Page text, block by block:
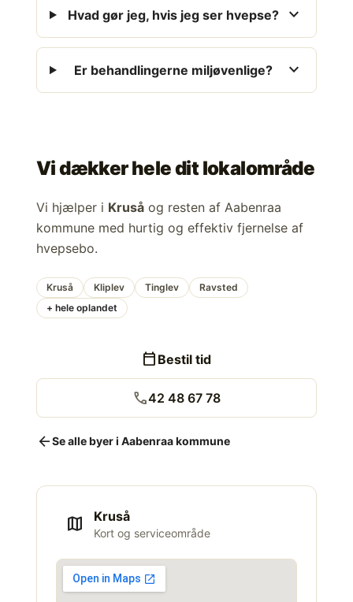
Hvad gør jeg, hvis jeg ser hvepse? expand_more
Er behandlingerne miljøvenlige? expand_more
Vi dækker hele dit lokalområde
Vi hjælper i Kruså og resten af Aabenraa
kommune med hurtig og effektiv fjernelse af
hvepsebo.
Kruså Kliplev Tinglev
Ravsted
+ hele oplandet
calendar_today Bestil tid
call42 48 67 78
arrow_backSe alle byer i Aabenraa kommune
map Kruså
Kort og serviceområde